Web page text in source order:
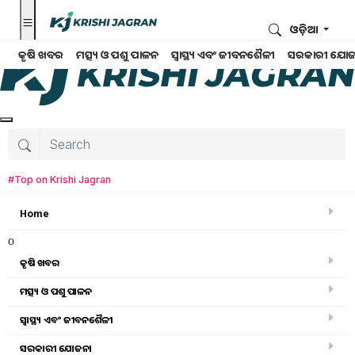
କୃଷି ଖବର ମତ୍ସ୍ୟ ଓ ପଶୁ ପାଳନ ସ୍ୱାସ୍ଥ୍ୟ ଏବଂ ଜୀବନଶୈଳୀ ସରକାରୀ
ଓଡ଼ିଆ
#Top on Krishi Jagran
Home
o
କୃଷି ଖବର
ମତ୍ସ୍ୟ ଓ ପଶୁ ପାଳନ
ସ୍ୱାସ୍ଥ୍ୟ ଏବଂ ଜୀବନଶୈଳୀ
ସରକାରୀ ଯୋଜନା
କୃଷି ବିଶ୍ବକୋଷ